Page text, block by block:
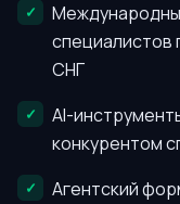
специалистов
СНГ
AI-
конкурентом
Агентский